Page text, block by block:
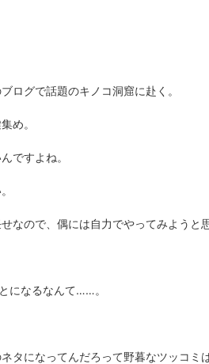
ログで話題のキノコ洞窟に赴く。
め。
ですよね。
なので、偶には自力でやってみようと
になるなんて……。
タになってんだろって野暮なツッコミ